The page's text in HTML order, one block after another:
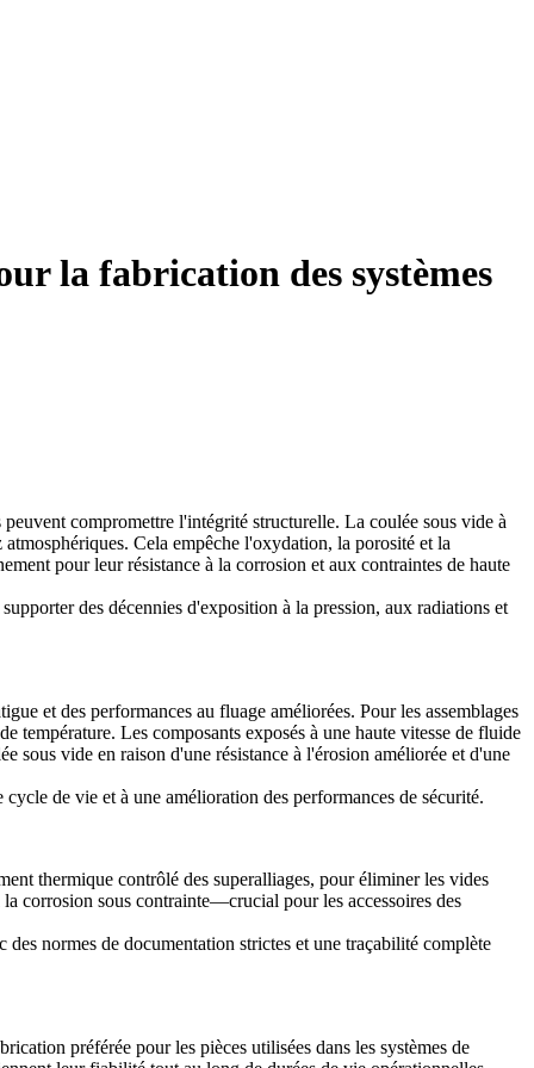
la fabrication des systèmes
peuvent compromettre l'intégrité structurelle. La coulée sous vide à
Cela empêche l'oxydation, la porosité et la
pour leur résistance à la corrosion et aux contraintes de haute
des décennies d'exposition à la pression, aux radiations et
et des performances au fluage améliorées. Pour les assemblages
température. Les composants exposés à une haute vitesse de fluide
sous vide en raison d'une résistance à l'érosion améliorée et d'une
de vie et à une amélioration des performances de sécurité.
thermique contrôlé des superalliages, pour éliminer les vides
corrosion sous contrainte—crucial pour les accessoires des
des normes de documentation strictes et une traçabilité complète
préférée pour les pièces utilisées dans les systèmes de